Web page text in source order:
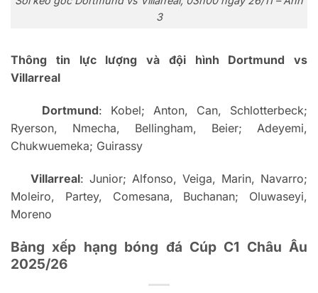
3
Thông tin lực lượng và đội hình Dortmund vs
Villarreal
Dortmund: Kobel; Anton, Can, Schlotterbeck;
Ryerson, Nmecha, Bellingham, Beier; Adeyemi,
Chukwuemeka; Guirassy
Villarreal: Junior; Alfonso, Veiga, Marin, Navarro;
Moleiro, Partey, Comesana, Buchanan; Oluwaseyi,
Moreno
Bảng xếp hạng bóng đá Cúp C1 Châu Âu
2025/26